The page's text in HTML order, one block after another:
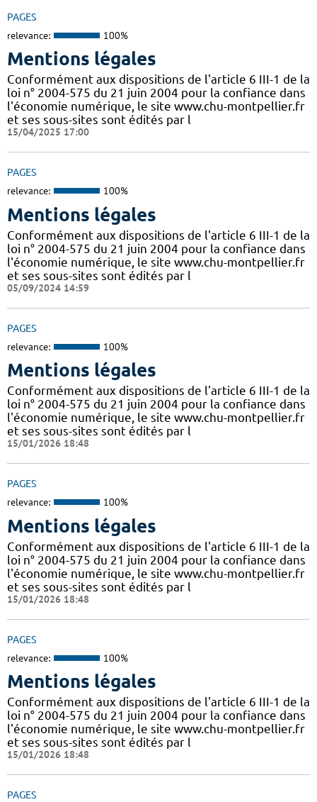
PAGES
relevance: 100%
Mentions légales
Conformément aux dispositions de l'article 6 III-1 de la
loi n° 2004-575 du 21 juin 2004 pour la confiance dans
l'économie numérique, le site www.chu-montpellier.fr
et ses sous-sites sont édités par l
15/04/2025 17:00
PAGES
relevance: 100%
Mentions légales
Conformément aux dispositions de l'article 6 III-1 de la
loi n° 2004-575 du 21 juin 2004 pour la confiance dans
l'économie numérique, le site www.chu-montpellier.fr
et ses sous-sites sont édités par l
05/09/2024 14:59
PAGES
relevance: 100%
Mentions légales
Conformément aux dispositions de l'article 6 III-1 de la
loi n° 2004-575 du 21 juin 2004 pour la confiance dans
l'économie numérique, le site www.chu-montpellier.fr
et ses sous-sites sont édités par l
15/01/2026 18:48
PAGES
relevance: 100%
Mentions légales
Conformément aux dispositions de l'article 6 III-1 de la
loi n° 2004-575 du 21 juin 2004 pour la confiance dans
l'économie numérique, le site www.chu-montpellier.fr
et ses sous-sites sont édités par l
15/01/2026 18:48
PAGES
relevance: 100%
Mentions légales
Conformément aux dispositions de l'article 6 III-1 de la
loi n° 2004-575 du 21 juin 2004 pour la confiance dans
l'économie numérique, le site www.chu-montpellier.fr
et ses sous-sites sont édités par l
15/01/2026 18:48
PAGES